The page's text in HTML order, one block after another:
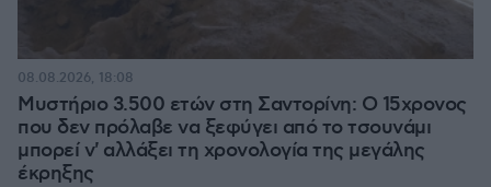
Μυστήριο 3.500 ετών στη Σαντορίνη: Ο 15χρονος
που δεν πρόλαβε να ξεφύγει από το τσουνάμι
μπορεί ν' αλλάξει τη χρονολογία της μεγάλης
έκρηξης
08.08.2026, 18:08